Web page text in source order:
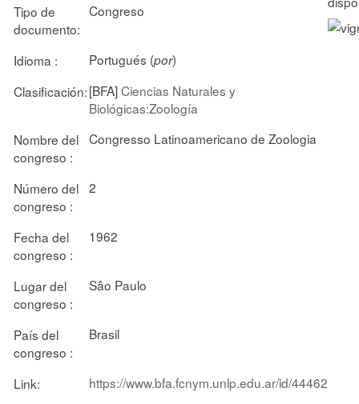
Tipo de
documento:
Congreso
Idioma : Portugués (por)
Clasificación:[BFA]Ciencias Naturales y
Biológicas:Zoología
Nombre del
congreso :
Congresso Latinoamericano de Zoologia
Número del
congreso :
2
Fecha del
congreso :
1962
Lugar del
congreso :
Sâo Paulo
País del
congreso :
Brasil
Link:
https://www.bfa.fcnym.unlp.edu.ar/id/44462